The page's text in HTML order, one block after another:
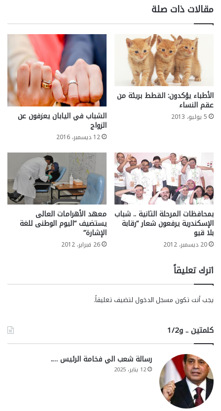
مقالات ذات صلة
الأطباء يؤكدون: القطط بريئة من
عقم النساء
5 يوليو، 2013 الشباب في اليابان يعزفون عن
الزواج
12 ديسمبر، 2016
بمحافظات المرحلة الثانية .. شباب
الإسكندرية يرفعون شعار “رقابة
بلا قيو
20 ديسمبر، 2012
معهد الأهرامات العالى
يستضيف “اليوم الوطنى للغة
الإشارة”
26 فبراير، 2012
اترك تعليقاً
يجب أنت تكون مسجل الدخول لتضيف تعليقاً.
كلمتين .. و1/2
رسالة شعب الي فخامة الرئيس ….
12 يناير، 2025